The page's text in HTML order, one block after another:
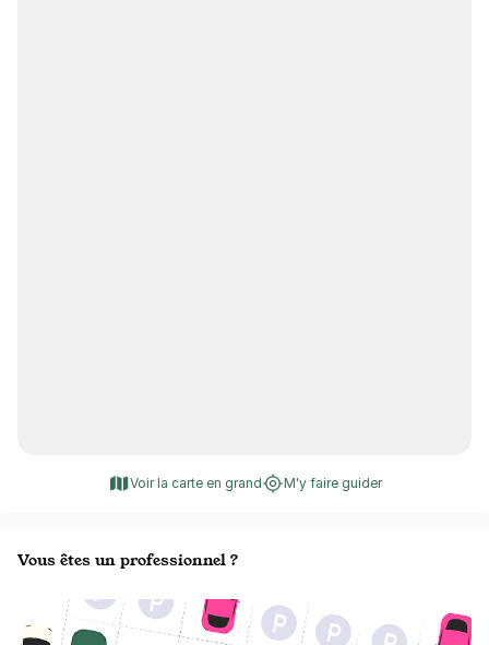
Voir la carte en grand M'y faire guider
Vous êtes un professionnel ?